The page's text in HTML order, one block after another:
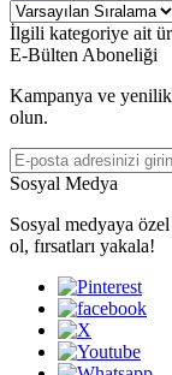
İlgili kategoriye ait
E-Bülten Aboneliği
Kampanya ve
olun.
Sosyal Medya
Sosyal medyaya
ol, fırsatları yakala!